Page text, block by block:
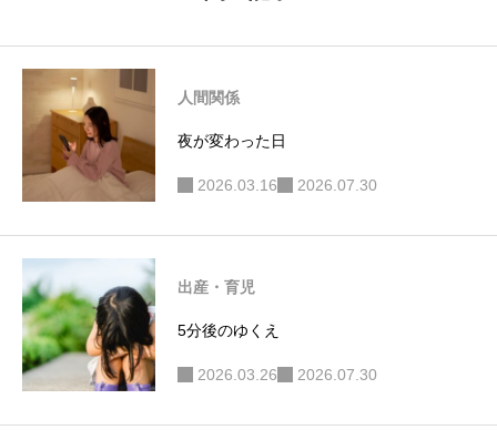
人間関係
夜が変わった日
2026.03.16 2026.07.30
出産・育児
5分後のゆくえ
2026.03.26 2026.07.30